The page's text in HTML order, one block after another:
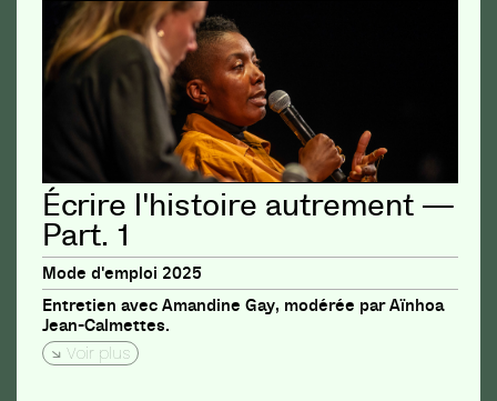
Écrire l'histoire autrement —
Part. 1
Mode d'emploi 2025
Entretien avec Amandine Gay, modérée par Aïnhoa
Jean-Calmettes.
Voir plus